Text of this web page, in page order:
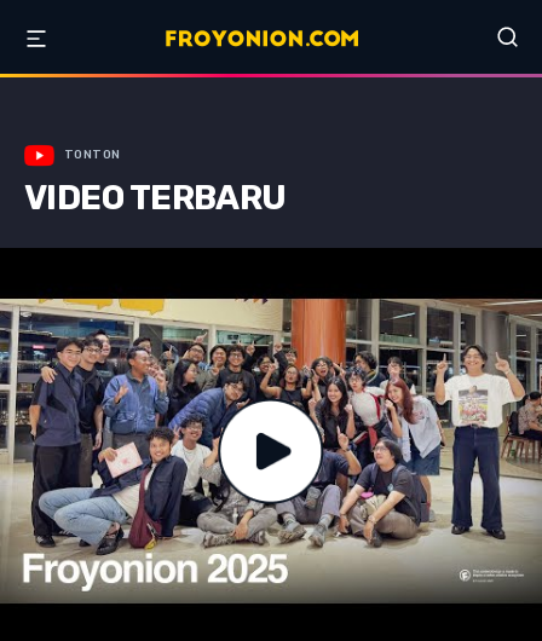
TONTON
VIDEO TERBARU